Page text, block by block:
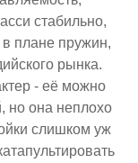
стабильно,
плане пружин,
рынка.
- её можно
но она неплохо
слишком уж